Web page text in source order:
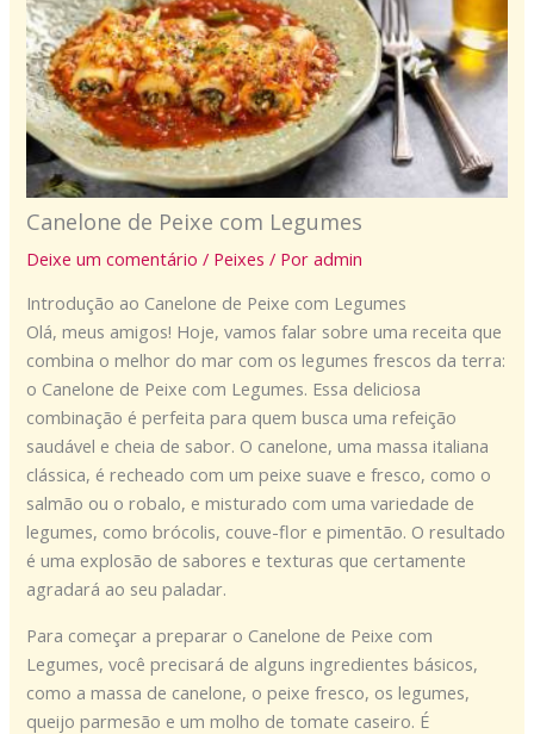
Canelone de Peixe com Legumes
Deixe um comentário / Peixes / Poradmin
Introdução ao Canelone de Peixe com Legumes
Olá, meus amigos! Hoje, vamos falar sobre uma receita que
combina o melhor do mar com os legumes frescos da terra:
o Canelone de Peixe com Legumes. Essa deliciosa
combinação é perfeita para quem busca uma refeição
saudável e cheia de sabor. O canelone, uma massa italiana
clássica, é recheado com um peixe suave e fresco, como o
salmão ou o robalo, e misturado com uma variedade de
legumes, como brócolis, couve-flor e pimentão. O resultado
é uma explosão de sabores e texturas que certamente
agradará ao seu paladar.
Para começar a preparar o Canelone de Peixe com
Legumes, você precisará de alguns ingredientes básicos,
como a massa de canelone, o peixe fresco, os legumes,
queijo parmesão e um molho de tomate caseiro. É